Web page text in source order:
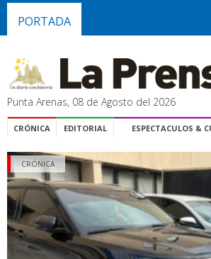
PORTADA
Punta Arenas, 08 de Agosto del 2026
CRÓNICA EDITORIAL ESPECTACULOS &
CRÓNICA